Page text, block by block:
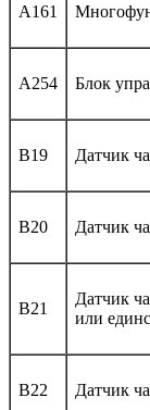
A161
A254 Блок
B19 Датчик
B20 Датчик
B21
Датчик
или
B22 Датчик